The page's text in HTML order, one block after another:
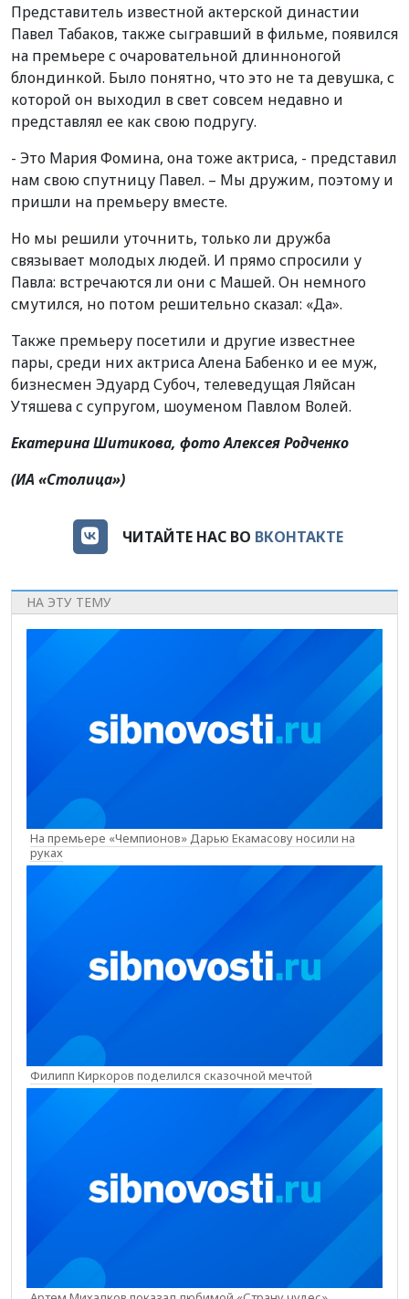
Представитель известной актерской династии
Павел Табаков, также сыгравший в фильме, появился
на премьере с очаровательной длинноногой
блондинкой. Было понятно, что это не та девушка, с
которой он выходил в свет совсем недавно и
представлял ее как свою подругу.
- Это Мария Фомина, она тоже актриса, - представил
нам свою спутницу Павел. – Мы дружим, поэтому и
пришли на премьеру вместе.
Но мы решили уточнить, только ли дружба
связывает молодых людей. И прямо спросили у
Павла: встречаются ли они с Машей. Он немного
смутился, но потом решительно сказал: «Да».
Также премьеру посетили и другие известнее
пары, среди них актриса Алена Бабенко и ее муж,
бизнесмен Эдуард Субоч, телеведущая Ляйсан
Утяшева с супругом, шоуменом Павлом Волей.
Екатерина Шитикова, фото Алексея Родченко
(ИА «Столица»)
ЧИТАЙТЕ НАС ВО ВКОНТАКТЕ
НА ЭТУ ТЕМУ
На премьере «Чемпионов» Дарью Екамасову носили на
руках
Филипп Киркоров поделился сказочной мечтой